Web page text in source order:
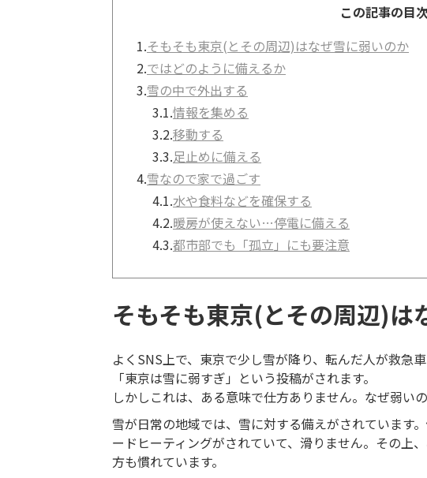
この記事の目
1.そもそも東京(とその周辺)はなぜ雪に弱いのか
2.ではどのように備えるか
3.雪の中で外出する
3.1.情報を集める
3.2.移動する
3.3.足止めに備える
4.雪なので家で過ごす
4.1.水や食料などを確保する
4.2.暖房が使えない…停電に備える
4.3.都市部でも「孤立」にも要注意
そもそも東京(とその周辺)は
よくSNS上で、東京で少し雪が降り、転んだ人が救急
「東京は雪に弱すぎ」という投稿がされます。
しかしこれは、ある意味で仕方ありません。なぜ弱い
雪が日常の地域では、雪に対する備えがされています
ードヒーティングがされていて、滑りません。その上
方も慣れています。